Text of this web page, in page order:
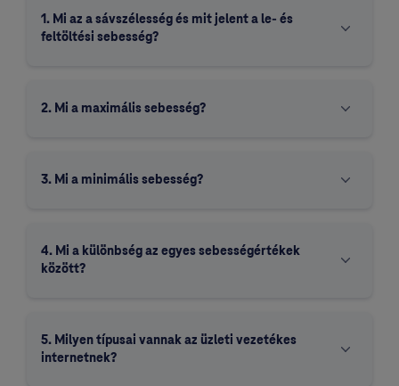
1. Mi az a sávszélesség és mit jelent a le- és
feltöltési sebesség?
2. Mi a maximális sebesség?
3. Mi a minimális sebesség?
4. Mi a különbség az egyes sebességértékek
között?
5. Milyen típusai vannak az üzleti vezetékes
internetnek?